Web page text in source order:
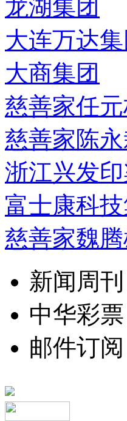
龙湖集团
大连万达
大商集团
慈善家任
慈善家陈
浙江兴发
富士康科技
慈善家魏
新闻周刊
中华彩票
邮件订阅